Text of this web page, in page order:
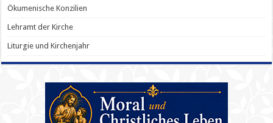
Ökumenische Konzilien
Lehramt der Kirche
Liturgie und Kirchenjahr